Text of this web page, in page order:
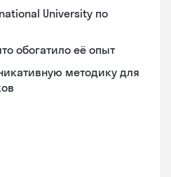
University по
обогатило её опыт
методику для